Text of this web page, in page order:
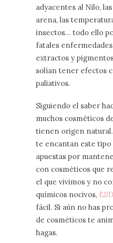
adyacentes al Nilo,
arena, las
insectos… todo ello
fatales
extractos y
solían tener efectos
paliativos.
Siguiendo el saber
muchos cosméticos
tienen origen natural.
te encantan este tipo
apuestas por
con cosméticos que
el que vivimos y no
químicos nocivos,
fácil. Si aún no has
de cosméticos te
hagas.